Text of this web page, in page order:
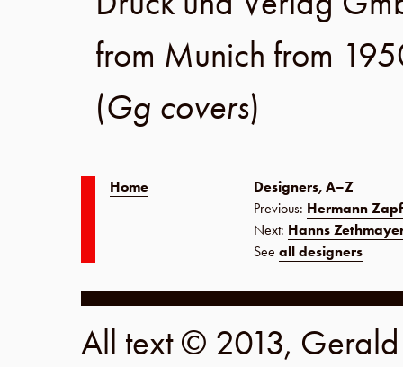
from Munich from
(Gg covers)
Home
Designers, A–Z
Previous: Hermann Zapf
Next: Hanns
See all designers
All text © 2013,